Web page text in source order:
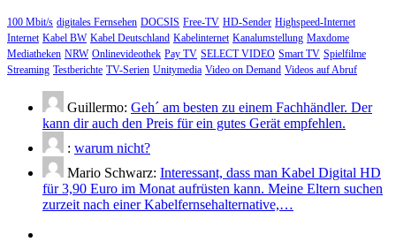
100 Mbit/s digitales Fernsehen DOCSIS Free-TV HD-Sender Highspeed-Internet
Internet Kabel BW Kabel Deutschland Kabelinternet Kanalumstellung Maxdome
Mediatheken NRW Onlinevideothek Pay TV SELECT VIDEO Smart TV Spielfilme
Streaming Testberichte TV-Serien Unitymedia Video on Demand Videos auf Abruf
Guillermo: Geh´ am besten zu einem Fachhändler. Der
kann dir auch den Preis für ein gutes Gerät empfehlen.
: warum nicht?
Mario Schwarz: Interessant, dass man Kabel Digital HD
für 3,90 Euro im Monat aufrüsten kann. Meine Eltern suchen
zurzeit nach einer Kabelfernsehalternative,…